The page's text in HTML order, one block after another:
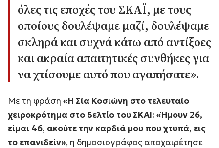
όλες τις εποχές του ΣΚΑΪ, με τους
οποίους δουλέψαμε μαζί, δουλέψαμε
σκληρά και συχνά κάτω από αντίξοες
και ακραία απαιτητικές συνθήκες για
να χτίσουμε αυτό που αγαπήσατε».
Με τη φράση «Η Σία Κοσιώνη στο τελευταίο
χειροκρότημα στο δελτίο του ΣΚΑΙ: «Ήμουν 26,
είμαι 46, ακούτε την καρδιά μου που χτυπά, εις
το επανιδείν», η δημοσιογράφος αποχαιρέτησε